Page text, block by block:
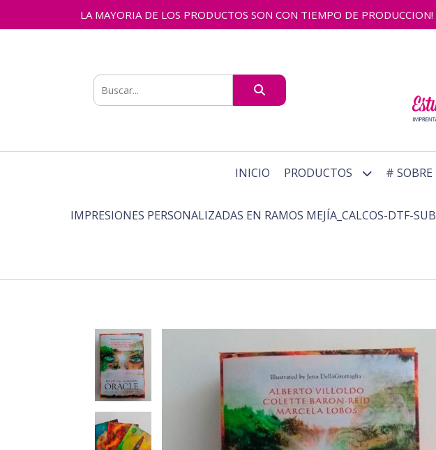
LA MAYORIA DE LOS PRODUCTOS SON CON TIEMPO DE
INICIO PRODUCTOS #
IMPRESIONES PERSONALIZADAS EN RAMOS MEJÍA_CALCOS-DTF-